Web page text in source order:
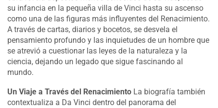
su infancia en la pequeña villa de Vinci hasta su ascenso
como una de las figuras más influyentes del Renacimiento.
A través de cartas, diarios y bocetos, se desvela el
pensamiento profundo y las inquietudes de un hombre que
se atrevió a cuestionar las leyes de la naturaleza y la
ciencia, dejando un legado que sigue fascinando al
mundo.
Un Viaje a Través del Renacimiento La biografía también
contextualiza a Da Vinci dentro del panorama del